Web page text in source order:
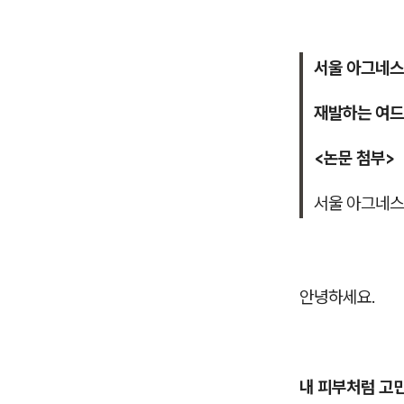
서울 아그네
재발하는 여
<논문 첨부>
서울 아그네스
안녕하세요.
내 피부처럼 고